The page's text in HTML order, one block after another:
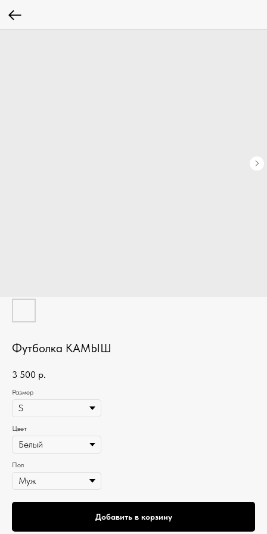
Футболка КАМЫШ
3 500 р.
Размер
Цвет
Пол
Добавить в корзину